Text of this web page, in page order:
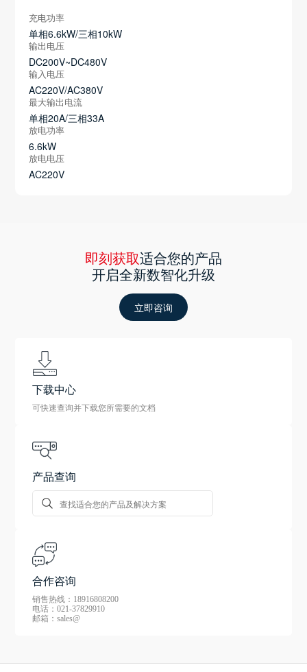
充电功率
单相6.6kW/三相10kW
输出电压
DC200V~DC480V
输入电压
AC220V/AC380V
最大输出电流
单相20A/三相33A
放电功率
6.6kW
放电电压
AC220V
即刻获取适合您的产品
开启全新数智化升级
立即咨询
下载中心
可快速查询并下载您所需要的文档
产品查询
合作咨询
销售热线：18916808200
电话：021-37829910
邮箱：sales@